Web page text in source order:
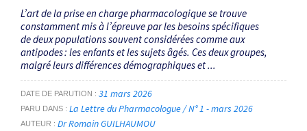
L’art de la prise en charge pharmacologique se trouve
constamment mis à l’épreuve par les besoins spécifiques
de deux populations souvent considérées comme aux
antipodes : les enfants et les sujets âgés. Ces deux groupes,
malgré leurs différences démographiques et ...
DATE DE PARUTION 31 mars 2026
PARU DANS La Lettre du Pharmacologue / N° 1 - mars 2026
AUTEUR Dr Romain GUILHAUMOU